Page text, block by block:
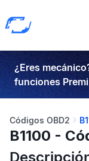
¿Eres
funciones
Códigos OBD2
B1100 -